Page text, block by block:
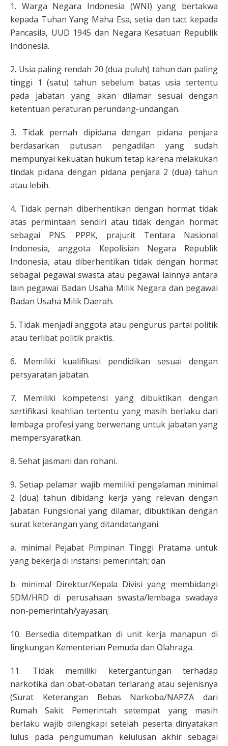
1. Warga Negara Indonesia (WNI) yang bertakwa
kepada Tuhan Yang Maha Esa, setia dan tact kepada
Pancasila, UUD 1945 dan Negara Kesatuan Republik
Indonesia.
2. Usia paling rendah 20 (dua puluh) tahun dan paling
tinggi 1 (satu) tahun sebelum batas usia tertentu
pada jabatan yang akan dilamar sesuai dengan
ketentuan peraturan perundang-undangan.
3. Tidak pernah dipidana dengan pidana penjara
berdasarkan putusan pengadilan yang sudah
mempunyai kekuatan hukum tetap karena melakukan
tindak pidana dengan pidana penjara 2 (dua) tahun
atau lebih.
4. Tidak pernah diberhentikan dengan hormat tidak
atas permintaan sendiri atau tidak dengan hormat
sebagai PNS. PPPK, prajurit Tentara Nasional
Indonesia, anggota Kepolisian Negara Republik
Indonesia, atau diberhentikan tidak dengan hormat
sebagai pegawai swasta atau pegawai lainnya antara
lain pegawai Badan Usaha Milik Negara dan pegawai
Badan Usaha Milik Daerah.
5. Tidak menjadi anggota atau pengurus partai politik
atau terlibat politik praktis.
6. Memiliki kualifikasi pendidikan sesuai dengan
persyaratan jabatan.
7. Memiliki kompetensi yang dibuktikan dengan
sertifikasi keahlian tertentu yang masih berlaku dari
lembaga profesi yang berwenang untuk jabatan yang
mempersyaratkan.
8. Sehat jasmani dan rohani.
9. Setiap pelamar wajib memiliki pengalaman minimal
2 (dua) tahun dibidang kerja yang relevan dengan
Jabatan Fungsional yang dilamar, dibuktikan dengan
surat keterangan yang ditandatangani.
a. minimal Pejabat Pimpinan Tinggi Pratama untuk
yang bekerja di instansi pemerintah; dan
b. minimal Direktur/Kepala Divisi yang membidangi
SDM/HRD di perusahaan swasta/lembaga swadaya
non-pemerintah/yayasan;
10. Bersedia ditempatkan di unit kerja manapun di
lingkungan Kementerian Pemuda dan Olahraga.
11. Tidak memiliki ketergantungan terhadap
narkotika dan obat-obatan terlarang atau sejenisnya
(Surat Keterangan Bebas Narkoba/NAPZA dari
Rumah Sakit Pemerintah setempat yang masih
berlaku wajib dilengkapi setelah peserta dinyatakan
lulus pada pengumuman kelulusan akhir sebagai